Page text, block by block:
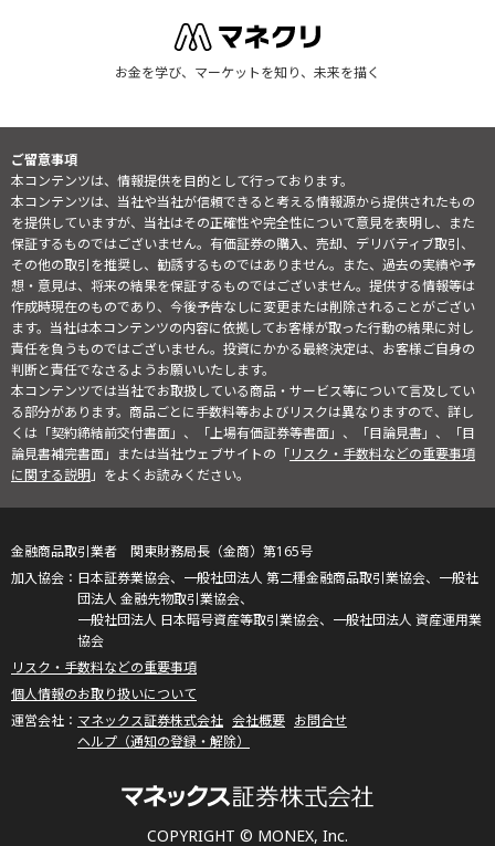
お金を学び、マーケットを知り、未来を描く
ご留意事項
本コンテンツは、情報提供を目的として行っております。
本コンテンツは、当社や当社が信頼できると考える情報源から提供されたもの
を提供していますが、当社はその正確性や完全性について意見を表明し、また
保証するものではございません。有価証券の購入、売却、デリバティブ取引、
その他の取引を推奨し、勧誘するものではありません。また、過去の実績や予
想・意見は、将来の結果を保証するものではございません。提供する情報等は
作成時現在のものであり、今後予告なしに変更または削除されることがござい
ます。当社は本コンテンツの内容に依拠してお客様が取った行動の結果に対し
責任を負うものではございません。投資にかかる最終決定は、お客様ご自身の
判断と責任でなさるようお願いいたします。
本コンテンツでは当社でお取扱している商品・サービス等について言及してい
る部分があります。商品ごとに手数料等およびリスクは異なりますので、詳し
くは「契約締結前交付書面」、「上場有価証券等書面」、「目論見書」、「目
論見書補完書面」または当社ウェブサイトの「リスク・手数料などの重要事項
に関する説明」をよくお読みください。
COPYRIGHT © MONEX, Inc.
金融商品取引業者 関東財務局長（金商）第165号
日本証券業協会、一般社団法人 第二種金融商品取引業協会、一般社
団法人 金融先物取引業協会、
一般社団法人 日本暗号資産等取引業協会、一般社団法人 資産運用業
協会
リスク・手数料などの重要事項
個人情報のお取り扱いについて
マネックス証券株式会社 会社概要 お問合せ
ヘルプ（通知の登録・解除）